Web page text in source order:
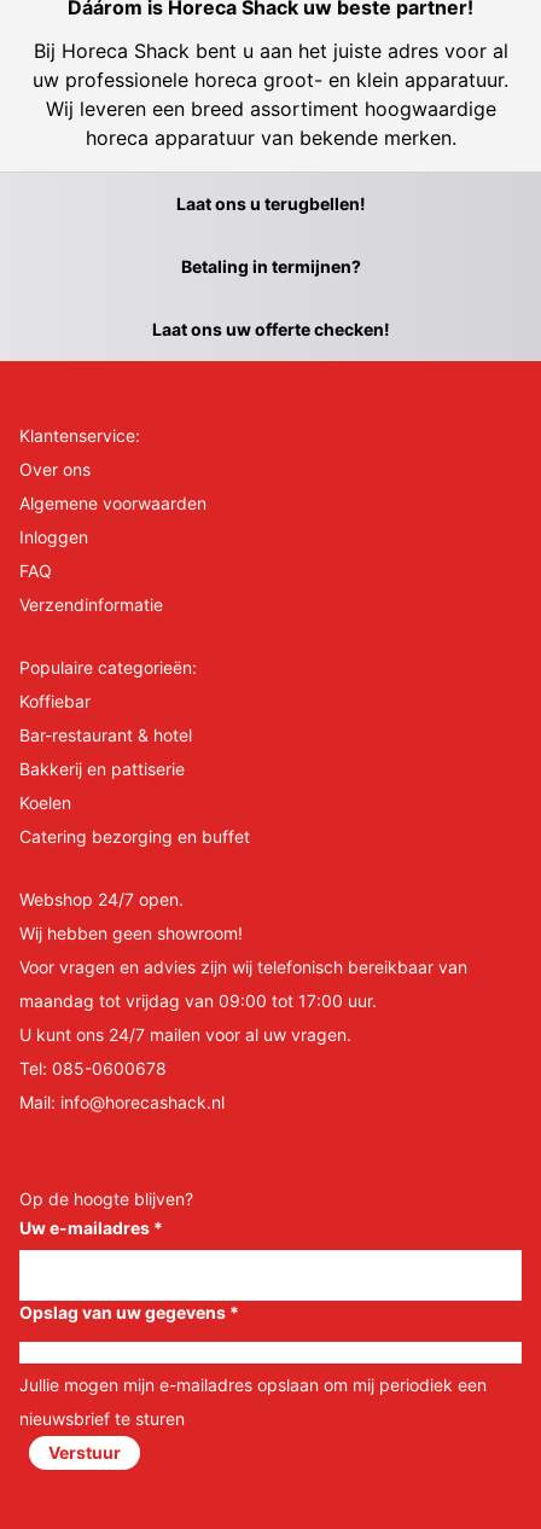
Dáárom is Horeca Shack uw beste partner!
Bij Horeca Shack bent u aan het juiste adres voor al
uw professionele horeca groot- en klein apparatuur.
Wij leveren een breed assortiment hoogwaardige
horeca apparatuur van bekende merken.
Laat ons u terugbellen!
Betaling in termijnen?
Laat ons uw offerte checken!
Klantenservice:
Over ons
Algemene voorwaarden
Inloggen
FAQ
Verzendinformatie
Populaire categorieën:
Koffiebar
Bar-restaurant & hotel
Bakkerij en pattiserie
Koelen
Catering bezorging en buffet
Webshop 24/7 open.
Wij hebben geen showroom!
Voor vragen en advies zijn wij telefonisch bereikbaar van
maandag tot vrijdag van 09:00 tot 17:00 uur.
U kunt ons 24/7 mailen voor al uw vragen.
Tel: 085-0600678
Mail: info@horecashack.nl
Op de hoogte blijven?
Uw e-mailadres *
Opslag van uw gegevens *
Jullie mogen mijn e-mailadres opslaan om mij periodiek een
nieuwsbrief te sturen
Verstuur